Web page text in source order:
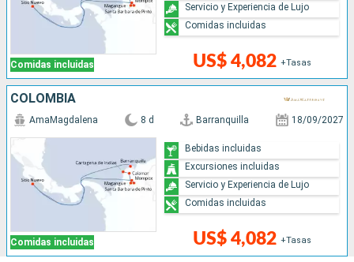
Comidas incluidas US$ 4,082 +Tasas
Servicio y Experiencia de Lujo
Comidas incluidas
COLOMBIA
Comidas incluidas
AmaMagdalena 8 d Barranquilla 18/09/2027
US$ 4,082 +Tasas
Bebidas incluidas
Excursiones incluidas
Servicio y Experiencia de Lujo
Comidas incluidas